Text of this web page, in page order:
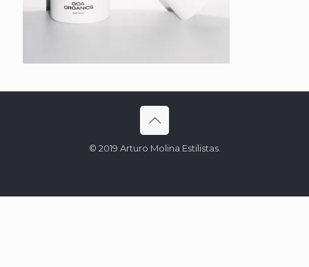
© 2019 Arturo Molina Estilistas.